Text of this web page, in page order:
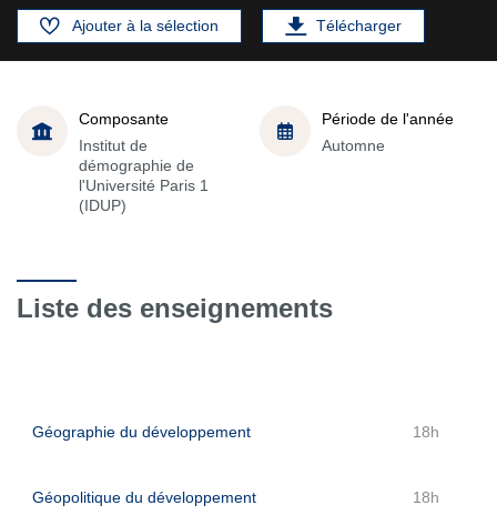
Ajouter à la sélection Télécharger
Composante
Institut de
démographie de
l'Université Paris 1
(IDUP)
Période de l'année
Automne
Liste des enseignements
Géographie du développement 18h
Géopolitique du développement 18h